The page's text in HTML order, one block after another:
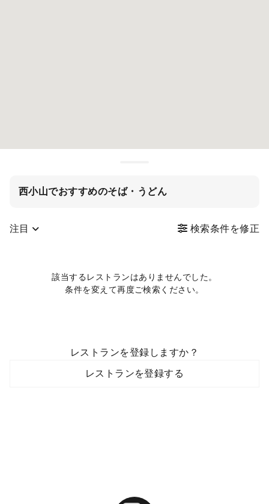
西小山でおすすめのそば・うどん
注目 検索条件を修正
該当するレストランはありませんでした。
条件を変えて再度ご検索ください。
レストランを登録しますか？
レストランを登録する